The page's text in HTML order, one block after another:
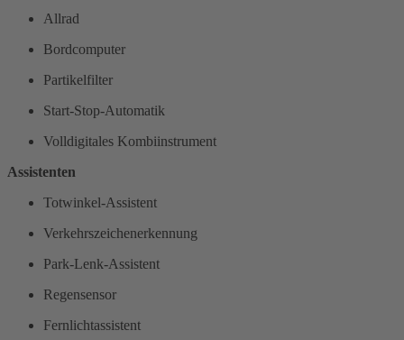
Allrad
Bordcomputer
Partikelfilter
Start-Stop-Automatik
Volldigitales Kombiinstrument
Assistenten
Totwinkel-Assistent
Verkehrszeichenerkennung
Park-Lenk-Assistent
Regensensor
Fernlichtassistent